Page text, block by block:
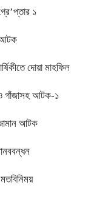
১
আটক
দোয়া মাহফিল
ও গাঁজাসহ আটক-১
আটক